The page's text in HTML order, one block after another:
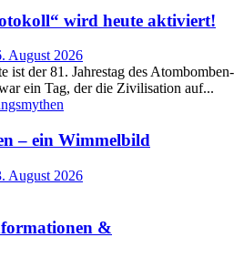
wird heute aktiviert!
August 2026
ist der 81. Jahrestag des Atombomben-
ein Tag, der die Zivilisation auf...
– ein Wimmelbild
August 2026
&